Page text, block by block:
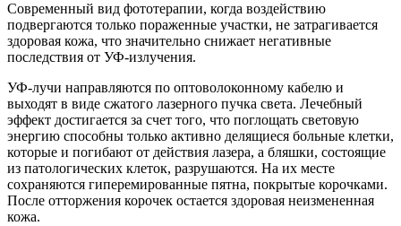
Современный вид фототерапии, когда воздействию
подвергаются только пораженные участки, не затрагивается
здоровая кожа, что значительно снижает негативные
последствия от УФ-излучения.
УФ-лучи направляются по оптоволоконному кабелю и
выходят в виде сжатого лазерного пучка света. Лечебный
эффект достигается за счет того, что поглощать световую
энергию способны только активно делящиеся больные клетки,
которые и погибают от действия лазера, а бляшки, состоящие
из патологических клеток, разрушаются. На их месте
сохраняются гиперемированные пятна, покрытые корочками.
После отторжения корочек остается здоровая неизмененная
кожа.